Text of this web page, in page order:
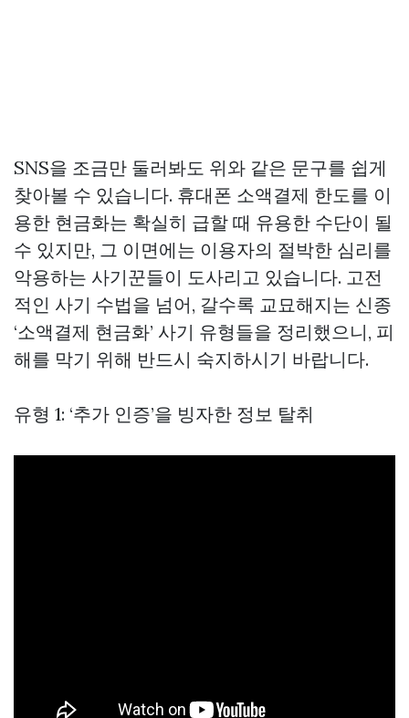
SNS을 조금만 둘러봐도 위와 같은 문구를 쉽게
찾아볼 수 있습니다. 휴대폰 소액결제 한도를 이
용한 현금화는 확실히 급할 때 유용한 수단이 될
수 있지만, 그 이면에는 이용자의 절박한 심리를
악용하는 사기꾼들이 도사리고 있습니다. 고전
적인 사기 수법을 넘어, 갈수록 교묘해지는 신종
‘소액결제 현금화’ 사기 유형들을 정리했으니, 피
해를 막기 위해 반드시 숙지하시기 바랍니다.
유형 1: ‘추가 인증’을 빙자한 정보 탈취